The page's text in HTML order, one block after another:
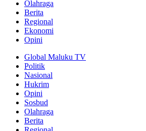
Olahraga
Berita
Regional
Ekonomi
Opini
Global Maluku TV
Politik
Nasional
Hukrim
Opini
Sosbud
Olahraga
Berita